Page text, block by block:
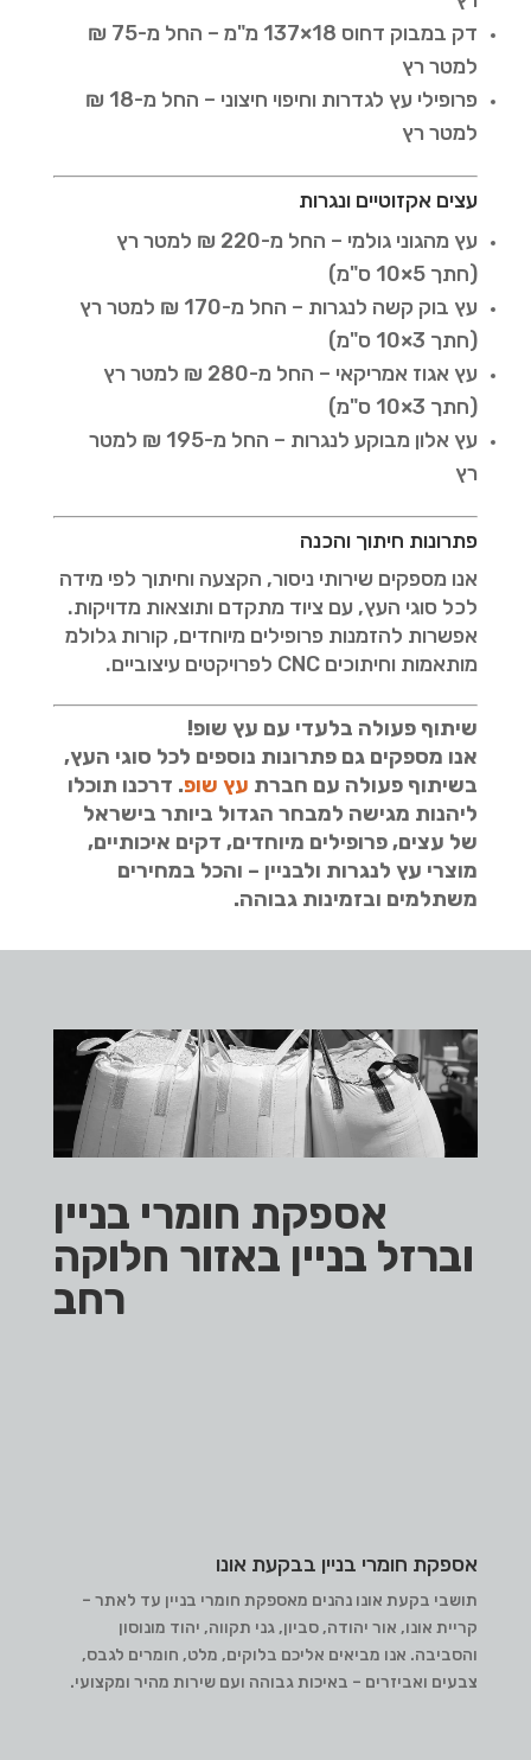
דק במבוק דחוס 18×137 מ"מ – החל מ-75 ₪
למטר רץ
פרופילי עץ לגדרות וחיפוי חיצוני – החל מ-18 ₪
למטר רץ
עצים אקזוטיים ונגרות
עץ מהגוני גולמי – החל מ-220 ₪ למטר רץ
(חתך 5×10 ס"מ)
עץ בוק קשה לנגרות – החל מ-170 ₪ למטר רץ
(חתך 3×10 ס"מ)
עץ אגוז אמריקאי – החל מ-280 ₪ למטר רץ
(חתך 3×10 ס"מ)
עץ אלון מבוקע לנגרות – החל מ-195 ₪ למטר
רץ
פתרונות חיתוך והכנה
אנו מספקים שירותי ניסור, הקצעה וחיתוך לפי מידה
לכל סוגי העץ, עם ציוד מתקדם ותוצאות מדויקות.
אפשרות להזמנות פרופילים מיוחדים, קורות גלולמ
מותאמות וחיתוכים CNC לפרויקטים עיצוביים.
שיתוף פעולה בלעדי עם עץ שופ!
אנו מספקים גם פתרונות נוספים לכל סוגי העץ,
בשיתוף פעולה עם חברת עץ שופ. דרכנו תוכלו
ליהנות מגישה למבחר הגדול ביותר בישראל
של עצים, פרופילים מיוחדים, דקים איכותיים,
מוצרי עץ לנגרות ולבניין – והכל במחירים
משתלמים ובזמינות גבוהה.
אספקת חומרי בניין
וברזל בניין באזור חלוקה
רחב
אספקת חומרי בניין בבקעת אונו
תושבי בקעת אונו נהנים מאספקת חומרי בניין עד לאתר –
קריית אונו, אור יהודה, סביון, גני תקווה, יהוד מונוסון
והסביבה. אנו מביאים אליכם בלוקים, מלט, חומרים לגבס,
צבעים ואביזרים – באיכות גבוהה ועם שירות מהיר ומקצועי.